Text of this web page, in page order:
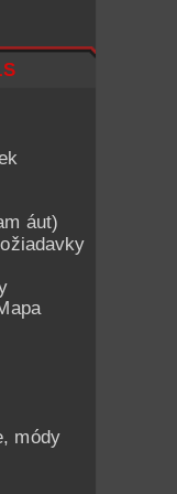
áut)
módy